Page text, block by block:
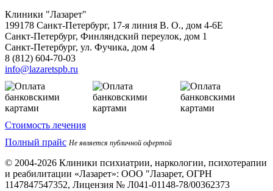
Клиники "Лазарет"
199178 Санкт-Петербург, 17-я линия В. О., дом 4-6Е
Санкт-Петербург, Финляндский переулок, дом 1
Санкт-Петербург, ул. Фучика, дом 4
8 (812) 604-70-03
info@lazaretspb.ru
Стоимость лечения
Полный прайс Не является публичной офертой
© 2004-2026 Клиники психиатрии, наркологии, психотерапии
и реабилитации «Лазарет»: ООО "Лазарет, ОГРН
1147847547352, Лицензия № Л041-01148-78/00362373